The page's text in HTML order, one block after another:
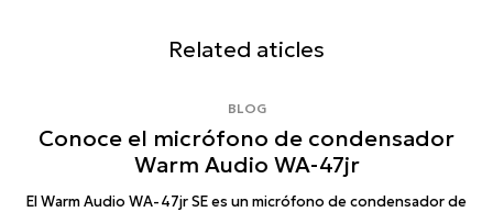
Related aticles
BLOG
Conoce el micrófono de condensador
Warm Audio WA-47jr
El Warm Audio WA-47jr SE es un micrófono de condensador de